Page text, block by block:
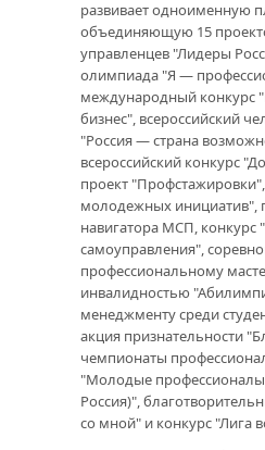
развивает одноименную
объединяющую 15
управленцев "Лидеры
олимпиада "Я —
международный конкурс
бизнес", всероссийский
"Россия — страна
всероссийский конкурс
проект
молодежных инициатив",
навигатора МСП,
самоуправления",
профессиональному
инвалидностью
менеджменту среди
акция признательности
чемпионаты
"Молодые
Россия)",
со мной" и конкурс "Лига